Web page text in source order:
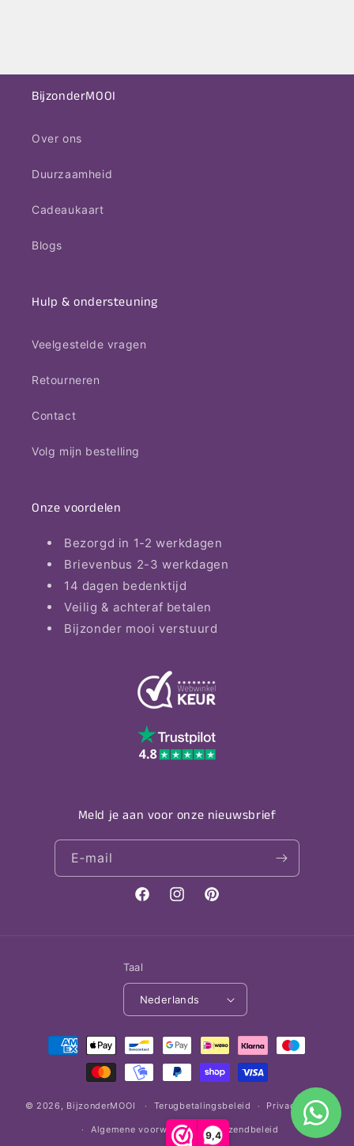
9,4
BijzonderMOOI
Over ons
Duurzaamheid
Cadeaukaart
Blogs
Hulp & ondersteuning
Veelgestelde vragen
Retourneren
Contact
Volg mijn bestelling
Onze voordelen
Bezorgd in 1-2 werkdagen
Brievenbus 2-3 werkdagen
14 dagen bedenktijd
Veilig & achteraf betalen
Bijzonder mooi verstuurd
Meld je aan voor onze nieuwsbrief
E‑mail
FacebookInstagramPinterest
Taal
Nederlands
Betaalmethoden
© 2026, BijzonderMOOI Terugbetalingsbeleid Privacybeleid
Algemene voorwaarden Verzendbeleid